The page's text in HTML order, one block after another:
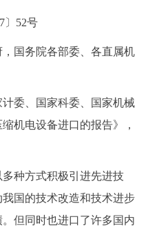
〕52号
国务院各部委、各直属机
委、国家科委、国家机械
机电设备进口的报告》，
种方式积极引进先进技
国的技术改造和技术进步
但同时也进口了许多国内